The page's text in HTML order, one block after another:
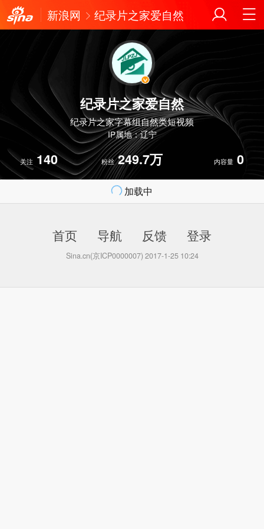
新浪网 纪录片之家爱自然
纪录片之家爱自然
纪录片之家字幕组自然类短视频
IP属地：辽宁
关注 140 粉丝 249.7万 内容量 0
加载中
首页 导航 反馈 登录
Sina.cn(京ICP0000007) 2017-1-25 10:24